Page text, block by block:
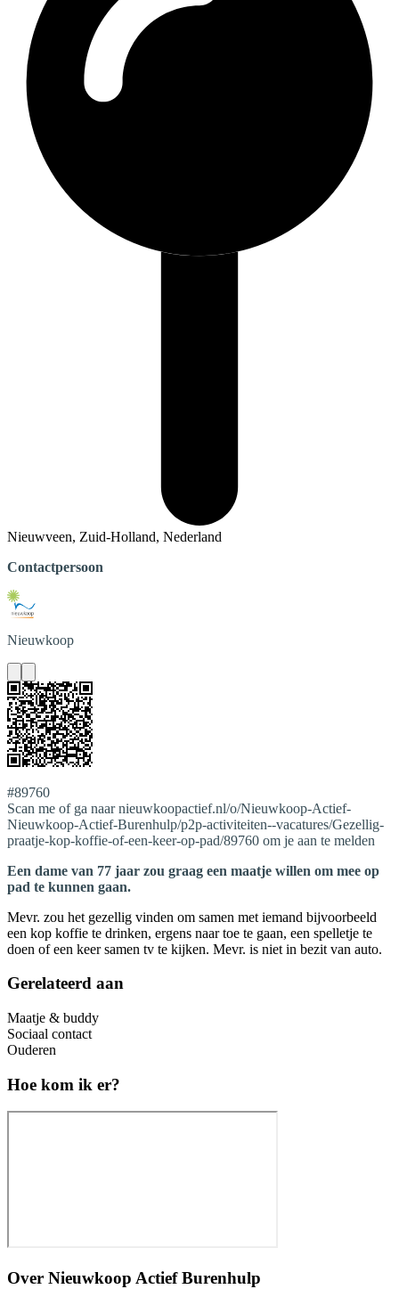
Nieuwveen, Zuid-Holland, Nederland
Contactpersoon
Nieuwkoop
#89760
Scan me of ga naar nieuwkoopactief.nl/o/Nieuwkoop-Actief-
Nieuwkoop-Actief-Burenhulp/p2p-activiteiten--vacatures/Gezellig-
praatje-kop-koffie-of-een-keer-op-pad/89760 om je aan te melden
Een dame van 77 jaar zou graag een maatje willen om mee op
pad te kunnen gaan.
Mevr. zou het gezellig vinden om samen met iemand bijvoorbeeld
een kop koffie te drinken, ergens naar toe te gaan, een spelletje te
doen of een keer samen tv te kijken. Mevr. is niet in bezit van auto.
Gerelateerd aan
Maatje & buddy
Sociaal contact
Ouderen
Hoe kom ik er?
Over Nieuwkoop Actief Burenhulp